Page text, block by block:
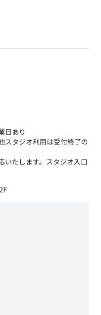
日あり
スタジオ利用は受付終了の
いたします。スタジオ入口